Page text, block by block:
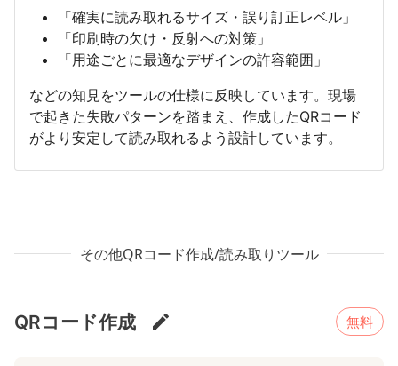
「確実に読み取れるサイズ・誤り訂正レベル」
「印刷時の欠け・反射への対策」
「用途ごとに最適なデザインの許容範囲」
などの知見をツールの仕様に反映しています。現場
で起きた失敗パターンを踏まえ、作成したQRコード
がより安定して読み取れるよう設計しています。
その他QRコード作成/読み取りツール
QRコード作成 無料